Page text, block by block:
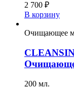
2 700 ₽
В корзину
Очищающее
200 мл.